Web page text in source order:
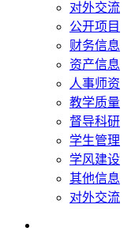
对外交流
公开项目
财务信息
资产信息
人事师资
教学质量
督导科研
学生管理
学风建设
其他信息
对外交流